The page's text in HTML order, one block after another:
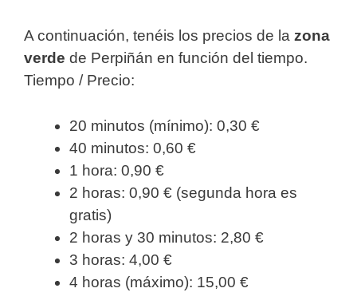
A continuación, tenéis los precios de la zona
verde de Perpiñán en función del tiempo.
Tiempo / Precio:
20 minutos (mínimo): 0,30 €
40 minutos: 0,60 €
1 hora: 0,90 €
2 horas: 0,90 € (segunda hora es
gratis)
2 horas y 30 minutos: 2,80 €
3 horas: 4,00 €
4 horas (máximo): 15,00 €